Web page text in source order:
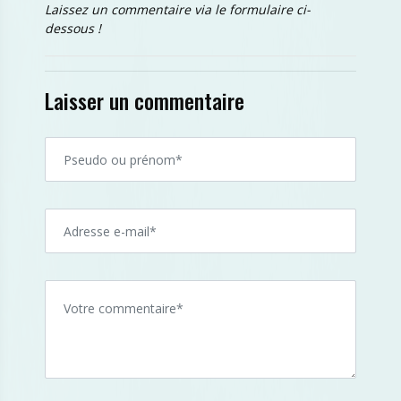
Laissez un commentaire via le formulaire ci-
dessous !
Laisser un commentaire